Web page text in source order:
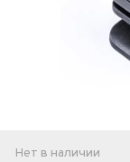
Нет в наличии